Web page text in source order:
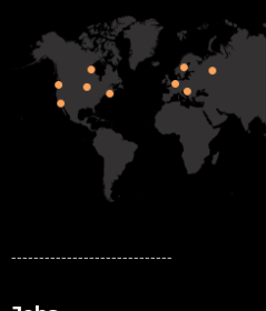
-----------------------------